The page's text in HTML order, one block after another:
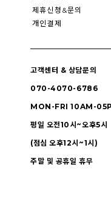
제휴신청&문의
개인결제
고객센터 & 상담문의
070-4070-6786
MON-FRI 10AM-
평일 오전10시~오후5시
(점심 오후12시~1시)
주말 및 공휴일 휴무